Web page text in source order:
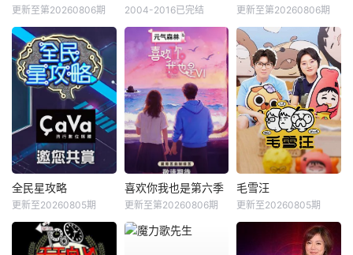
更新至第20260806期 2004-2016已完结 更新至第20260806期
全民星攻略
更新至20260805期
喜欢你我也是第六季
更新至第20260806期
毛雪汪
更新至20260805期